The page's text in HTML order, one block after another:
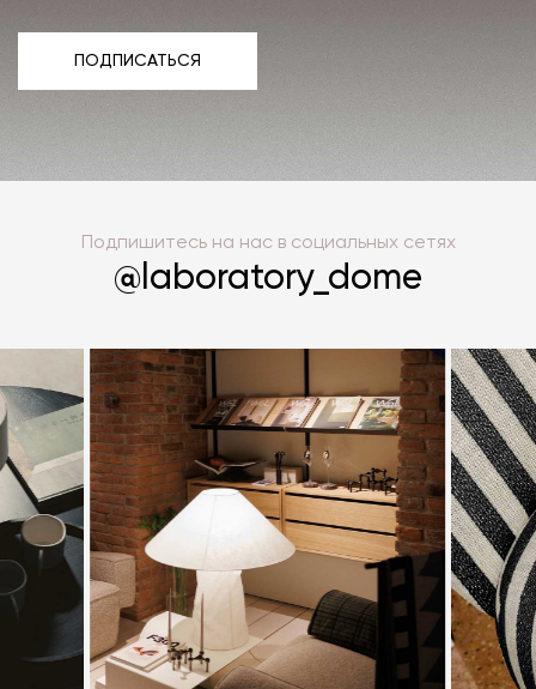
ПОДПИСАТЬСЯ
Подпишитесь на нас в социальных сетях
@laboratory_dome